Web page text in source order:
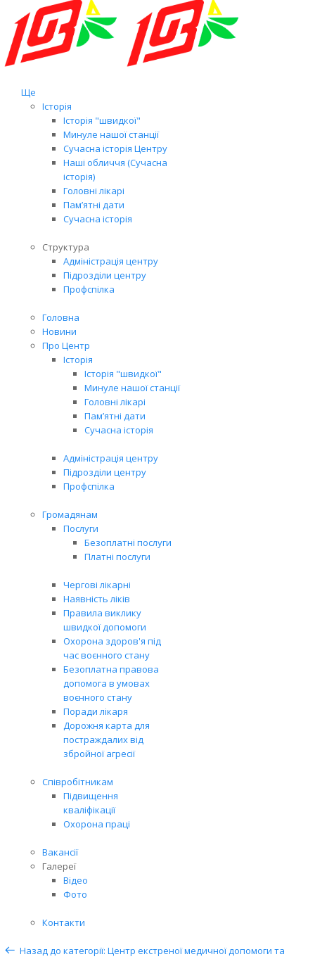
Ще
Історія
Історія "швидкої"
Минуле нашої станції
Сучасна історія Центру
Наші обличчя (Сучасна
історія)
Головні лікарі
Пам’ятні дати
Сучасна історія
Структура
Адміністрація центру
Підрозділи центру
Профспілка
Головна
Новини
Про Центр
Історія
Історія "швидкої"
Минуле нашої станції
Головні лікарі
Пам’ятні дати
Сучасна історія
Адміністрація центру
Підрозділи центру
Профспілка
Громадянам
Послуги
Безоплатні послуги
Платні послуги
Чергові лікарні
Наявність ліків
Правила виклику
швидкої допомоги
Охорона здоров'я під
час воєнного стану
Безоплатна правова
допомога в умовах
воєнного стану
Поради лікаря
Дорожня карта для
постраждалих від
збройної агресії
Співробітникам
Підвищення
кваліфікації
Охорона праці
Вакансії
Галереї
Відео
Фото
Контакти
Назад до категорії: Центр екстреної медичної допомоги та